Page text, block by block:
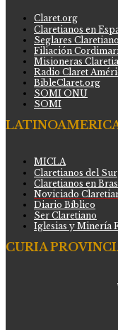
Claret.org
Claretianos en
Seglares
Filiación
Misioneras
Radio Claret
BibleClaret.org
SOMI ONU
SOMI
MICLA
Claretianos del Sur
Claretianos en
Noviciado
Diario Bíblico
Ser Claretiano
Iglesias y Minería
CURIA